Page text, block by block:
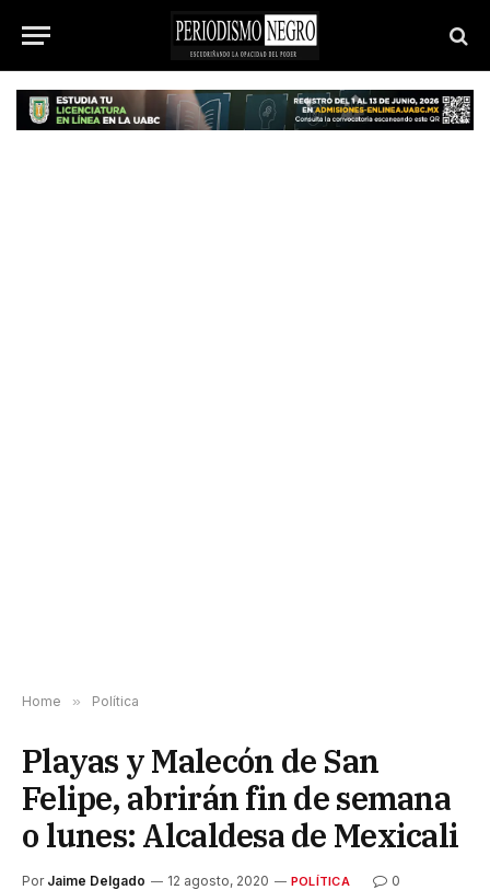
Home » Política
Playas y Malecón de San
Felipe, abrirán fin de semana
o lunes: Alcaldesa de Mexicali
Por Jaime Delgado 12 agosto, 2020 POLÍTICA
0